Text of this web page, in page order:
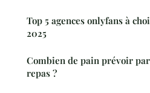
Top 5 agences onlyfans à
2025
Combien de pain prévoir
repas ?